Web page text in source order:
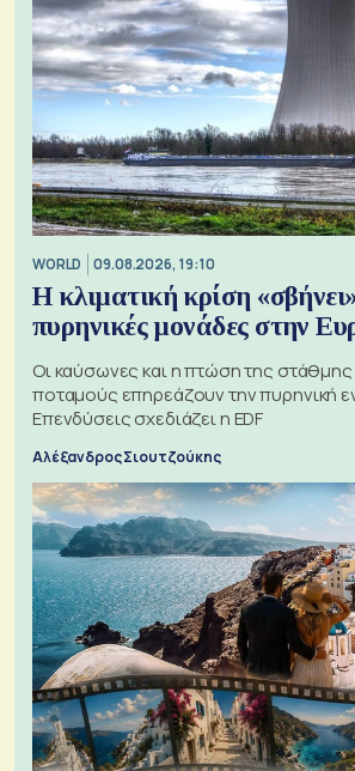
WORLD 09.08.2026, 19:10
Η κλιματική κρίση
πυρηνικές μονάδες στην
Οι καύσωνες και η πτώση της
ποταμούς επηρεάζουν την πυρηνική
Επενδύσεις σχεδιάζει η EDF
Αλέξανδρος Σιουτζούκης